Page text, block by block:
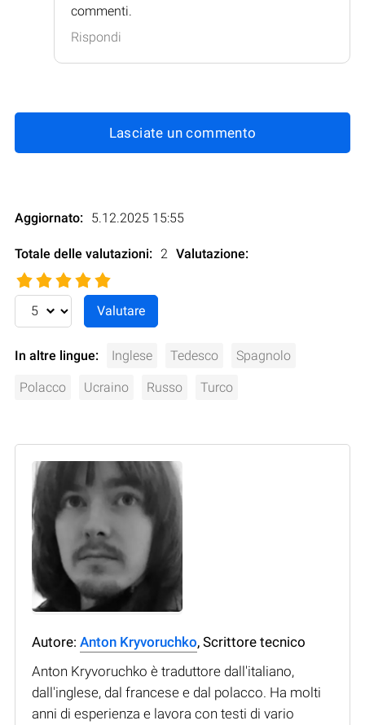
commenti.
Rispondi
Lasciate un commento
Aggiornato: 5.12.2025 15:55
Totale delle valutazioni: 2 Valutazione:
In altre lingue: Inglese Tedesco Spagnolo
Polacco Ucraino Russo Turco
Autore: Anton Kryvoruchko, Scrittore tecnico
Anton Kryvoruchko è traduttore dall'italiano,
dall'inglese, dal francese e dal polacco. Ha molti
anni di esperienza e lavora con testi di vario